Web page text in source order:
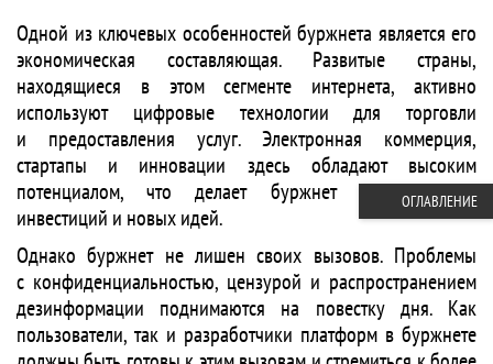
Одной из ключевых особенностей буржнета является его
экономическая составляющая. Развитые страны,
находящиеся в этом сегменте интернета, активно
используют цифровые технологии для торговли
и предоставления услуг. Электронная коммерция,
стартапы и инновации здесь обладают высоким
потенциалом, что делает буржнет центром для
инвестиций и новых идей.
Однако буржнет не лишен своих вызовов. Проблемы
с конфиденциальностью, цензурой и распространением
дезинформации поднимаются на повестку дня. Как
пользователи, так и разработчики платформ в буржнете
ОГЛАВЛЕНИЕ